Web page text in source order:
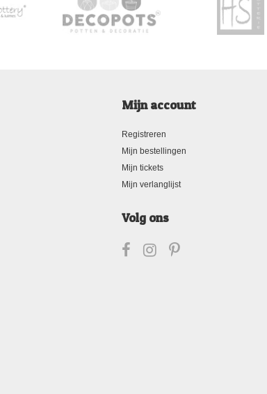
Mijn account
Registreren
Mijn bestellingen
Mijn tickets
Mijn verlanglijst
Volg ons